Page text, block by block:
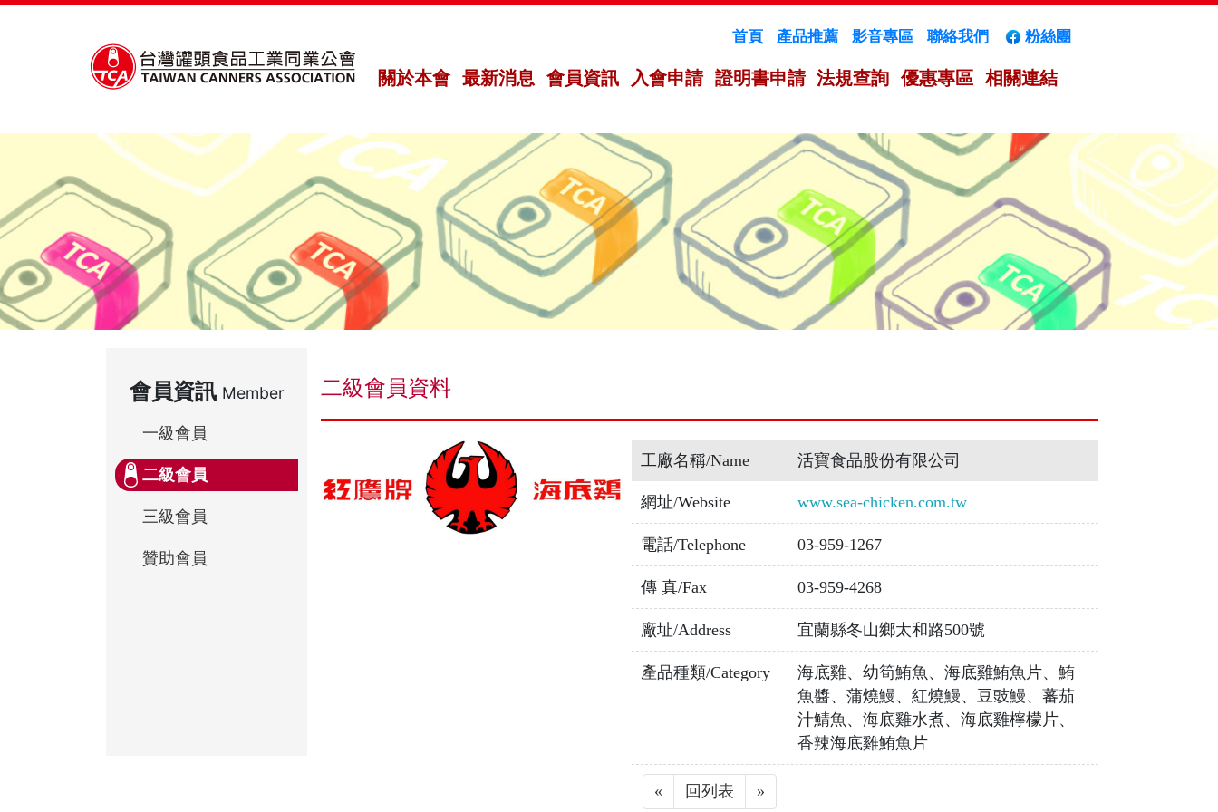
關於本會 最新消息 會員資訊 入會申請 證明書申請 法規查詢 優惠專區 相關連結
首頁 產品推薦 影音專區 聯絡我們 粉絲團
會員資訊 Member
一級會員
二級會員
三級會員
贊助會員
二級會員資料
工廠名稱/Name 活寶食品股份有限公司
網址/Website www.sea-chicken.com.tw
電話/Telephone 03-959-1267
傳 真/Fax 03-959-4268
廠址/Address 宜蘭縣冬山鄉太和路500號
產品種類/Category
海底雞、幼筍鮪魚、海底雞鮪魚片、鮪
魚醬、蒲燒鰻、紅燒鰻、豆豉鰻、蕃茄
汁鯖魚、海底雞水煮、海底雞檸檬片、
香辣海底雞鮪魚片
« Previous
回列表 »